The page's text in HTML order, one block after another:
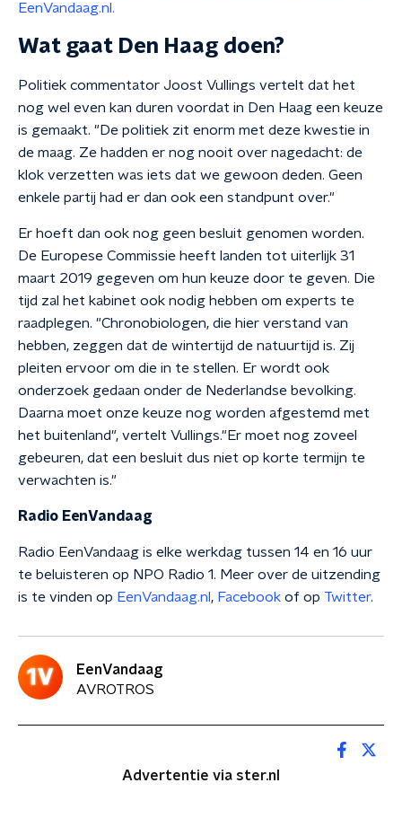
EenVandaag.nl.
Wat gaat Den Haag doen?
Politiek commentator Joost Vullings vertelt dat het
nog wel even kan duren voordat in Den Haag een keuze
is gemaakt. "De politiek zit enorm met deze kwestie in
de maag. Ze hadden er nog nooit over nagedacht: de
klok verzetten was iets dat we gewoon deden. Geen
enkele partij had er dan ook een standpunt over."
Er hoeft dan ook nog geen besluit genomen worden.
De Europese Commissie heeft landen tot uiterlijk 31
maart 2019 gegeven om hun keuze door te geven. Die
tijd zal het kabinet ook nodig hebben om experts te
raadplegen. "Chronobiologen, die hier verstand van
hebben, zeggen dat de wintertijd de natuurtijd is. Zij
pleiten ervoor om die in te stellen. Er wordt ook
onderzoek gedaan onder de Nederlandse bevolking.
Daarna moet onze keuze nog worden afgestemd met
het buitenland", vertelt Vullings."Er moet nog zoveel
gebeuren, dat een besluit dus niet op korte termijn te
verwachten is."
Radio EenVandaag
Radio EenVandaag is elke werkdag tussen 14 en 16 uur
te beluisteren op NPO Radio 1. Meer over de uitzending
is te vinden op EenVandaag.nl , Facebook of op Twitter.
EenVandaag
AVROTROS
Advertentie via ster.nl